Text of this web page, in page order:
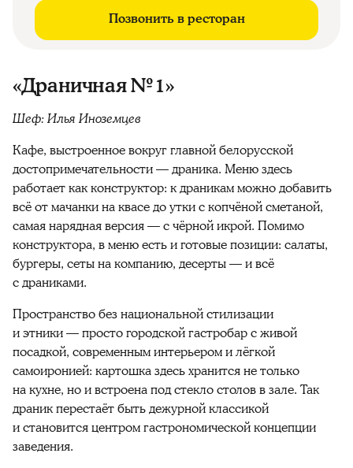
Позвонить в ресторан
«Драничная № 1»
Шеф: Илья Иноземцев
Кафе, выстроенное вокруг главной белорусской
достопримечательности — драника. Меню здесь
работает как конструктор: к драникам можно добавить
всё от мачанки на квасе до утки с копчёной сметаной,
самая нарядная версия — с чёрной икрой. Помимо
конструктора, в меню есть и готовые позиции: салаты,
бургеры, сеты на компанию, десерты — и всё
с драниками.
Пространство без национальной стилизации
и этники — просто городской гастробар с живой
посадкой, современным интерьером и лёгкой
самоиронией: картошка здесь хранится не только
на кухне, но и встроена под стекло столов в зале. Так
драник перестаёт быть дежурной классикой
и становится центром гастрономической концепции
заведения.